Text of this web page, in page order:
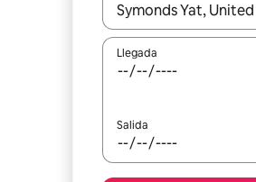
Cuando los resultados
Llegada
Salida